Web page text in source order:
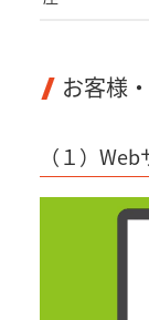
お客様
（１）